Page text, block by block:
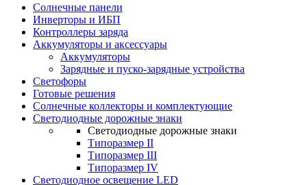
Солнечные панели
Инверторы и ИБП
Контроллеры заряда
Аккумуляторы и аксессуары
Аккумуляторы
Зарядные и пуско-зарядные устройства
Светофоры
Готовые решения
Солнечные коллекторы и комплектующие
Светодиодные дорожные знаки
Светодиодные дорожные знаки
Типоразмер II
Типоразмер III
Типоразмер IV
Светодиодное освещение LED